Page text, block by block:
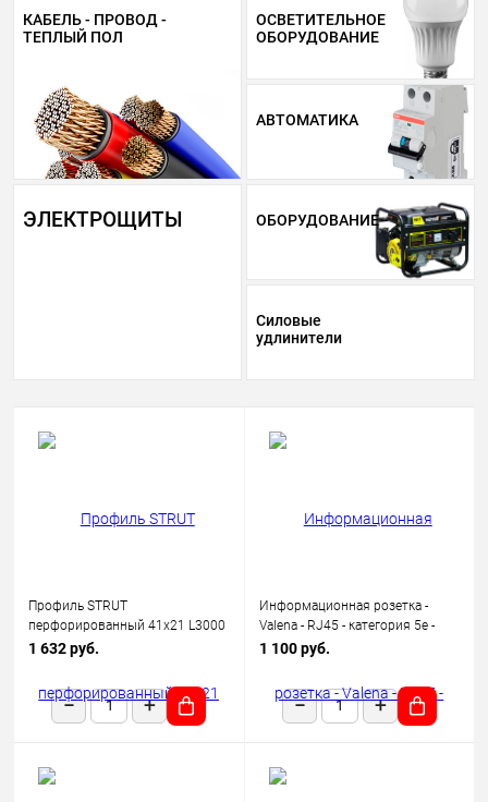
КАБЕЛЬ - ПРОВОД -
ТЕПЛЫЙ ПОЛ
ОСВЕТИТЕЛЬНОЕ
ОБОРУДОВАНИЕ
АВТОМАТИКА
ЭЛЕКТРОЩИТЫ ОБОРУДОВАНИЕ
Силовые
удлинители
Профиль STRUT
перфорированный 41х21 L3000
1.5мм IEK CLP1S-41-21-30-15
1 632 руб.
Информационная розетка -
Valena - RJ45 - категория 5e -
UTP - 1 выход - с захватами -
1 100 руб.